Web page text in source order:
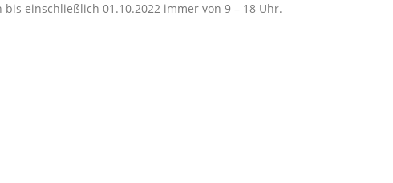
einschließlich 01.10.2022 immer von 9 – 18 Uhr.